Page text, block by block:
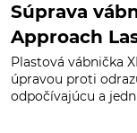
Súprava
Approach
Plastová vábnička
úpravou proti
odpočívajúcu a